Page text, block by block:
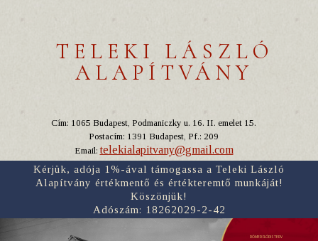
TELEKI LÁSZLÓ
ALAPÍTVÁNY
Cím: 1065 Budapest, Podmaniczky u. 16. II. emelet 15.
Postacím: 1391 Budapest, Pf.: 209
Email:telekialapitvany@gmail.com
Kérjük, adója 1%-ával támogassa a Teleki László
Alapítvány értékmentő és értékteremtő munkáját!
Köszönjük!
Adószám: 18262029-2-42
RÓMER FLÓRIS TERV